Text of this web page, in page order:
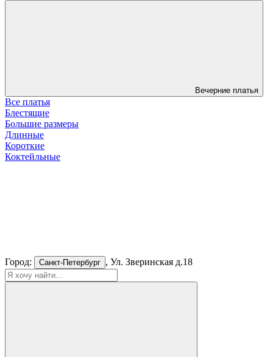
Вечерние платья
Все платья
Блестящие
Большие размеры
Длинные
Короткие
Коктейльные
Город: Санкт-Петербург , Ул. Зверинская д.18